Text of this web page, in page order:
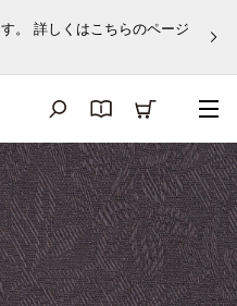
。 詳しくはこちらのページ